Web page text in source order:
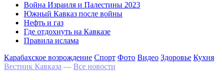
Война Израиля и Палестины 2023
Южный Кавказ после войны
Нефть и газ
Где отдохнуть на Кавказе
Правила ислама
Карабахское возрождение Спорт Фото Видео Здоровье Кухня
Вестник Кавказа — Все новости